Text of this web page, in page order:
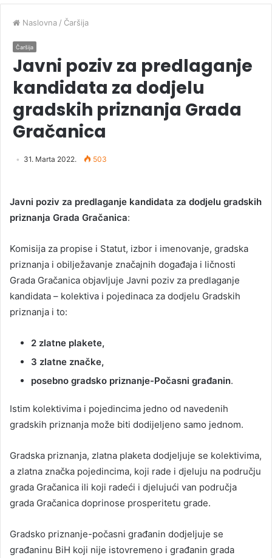
Naslovna / Čaršija
Čaršija
Javni poziv za predlaganje
kandidata za dodjelu
gradskih priznanja Grada
Gračanica
31. Marta 2022. 503
Javni poziv za predlaganje kandidata za dodjelu gradskih
priznanja Grada Gračanica:
Komisija za propise i Statut, izbor i imenovanje, gradska
priznanja i obilježavanje značajnih događaja i ličnosti
Grada Gračanica objavljuje Javni poziv za predlaganje
kandidata – kolektiva i pojedinaca za dodjelu Gradskih
priznanja i to:
2 zlatne plakete,
3 zlatne značke,
posebno gradsko priznanje-Počasni građanin.
Istim kolektivima i pojedincima jedno od navedenih
gradskih priznanja može biti dodijeljeno samo jednom.
Gradska priznanja, zlatna plaketa dodjeljuje se kolektivima,
a zlatna značka pojedincima, koji rade i djeluju na području
grada Gračanica ili koji radeći i djelujući van područja
grada Gračanica doprinose prosperitetu grade.
Gradsko priznanje-počasni građanin dodjeljuje se
građaninu BiH koji nije istovremeno i građanin grada